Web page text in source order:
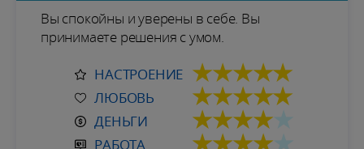
Вы спокойны и уверены в себе. Вы
принимаете решения с умом.
НАСТРОЕНИЕ ★★★★★
ЛЮБОВЬ ★★★★★
ДЕНЬГИ ★★★★★
РАБОТА